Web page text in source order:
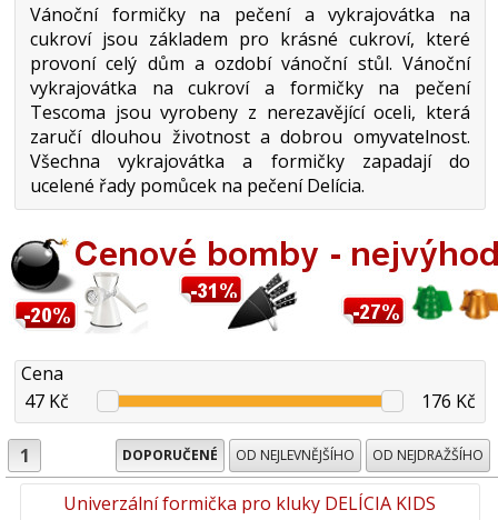
Vánoční formičky na pečení a vykrajovátka na
cukroví jsou základem pro krásné cukroví, které
provoní celý dům a ozdobí vánoční stůl. Vánoční
vykrajovátka na cukroví a formičky na pečení
Tescoma jsou vyrobeny z nerezavějící oceli, která
zaručí dlouhou životnost a dobrou omyvatelnost.
Všechna vykrajovátka a formičky zapadají do
ucelené řady pomůcek na pečení Delícia.
Cena
47 Kč
176 Kč
1 DOPORUČENÉ OD NEJLEVNĚJŠÍHO OD NEJDRAŽŠÍHO
Univerzální formička pro kluky DELÍCIA KIDS